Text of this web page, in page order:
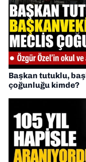
Başkan tutuklu,
çoğunluğu kimde?